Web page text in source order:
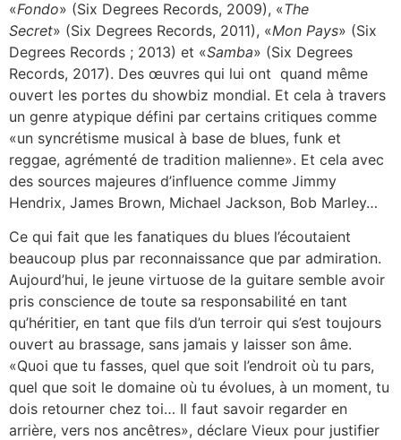
«Fondo» (Six Degrees Records, 2009), «The
Secret» (Six Degrees Records, 2011), «Mon Pays» (Six
Degrees Records ; 2013) et «Samba» (Six Degrees
Records, 2017). Des œuvres qui lui ont quand même
ouvert les portes du showbiz mondial. Et cela à travers
un genre atypique défini par certains critiques comme
«un syncrétisme musical à base de blues, funk et
reggae, agrémenté de tradition malienne». Et cela avec
des sources majeures d’influence comme Jimmy
Hendrix, James Brown, Michael Jackson, Bob Marley…
Ce qui fait que les fanatiques du blues l’écoutaient
beaucoup plus par reconnaissance que par admiration.
Aujourd’hui, le jeune virtuose de la guitare semble avoir
pris conscience de toute sa responsabilité en tant
qu’héritier, en tant que fils d’un terroir qui s’est toujours
ouvert au brassage, sans jamais y laisser son âme.
«Quoi que tu fasses, quel que soit l’endroit où tu pars,
quel que soit le domaine où tu évolues, à un moment, tu
dois retourner chez toi… Il faut savoir regarder en
arrière, vers nos ancêtres», déclare Vieux pour justifier